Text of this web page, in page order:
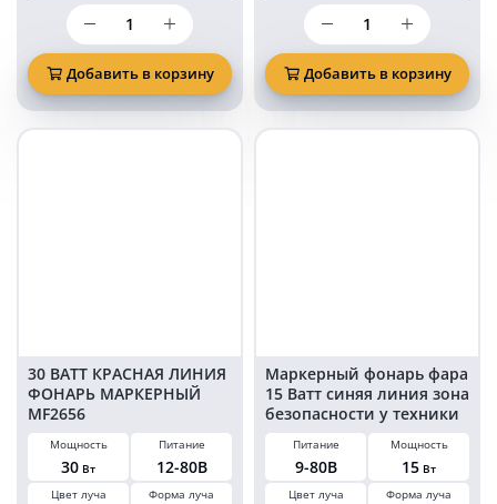
Количество
товара
Фара
безопасности
синее
пятно
15
Добавить в корзину
Количество
товара
Фара
безопасности
красное
пятно
15
Добавить в корзину
30 ВАТТ КРАСНАЯ ЛИНИЯ
ФОНАРЬ МАРКЕРНЫЙ
MF2656
Мощность
30 Вт
Питание
12-80В
Цвет луча Форма луча
Маркерный фонарь фара
15 Ватт синяя линия зона
безопасности у техники
15WBL (EMC)
Питание
9-80В
Мощность
15 Вт
Цвет луча
Форма луча